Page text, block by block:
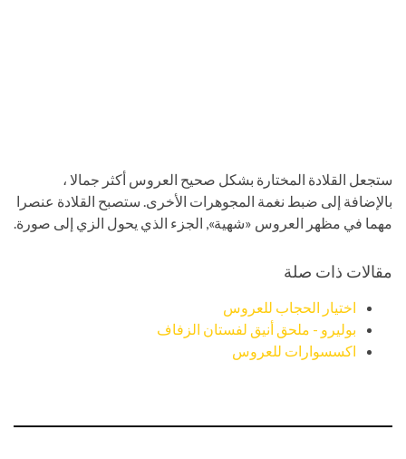
ستجعل القلادة المختارة بشكل صحيح العروس أكثر جمالا ،
بالإضافة إلى ضبط نغمة المجوهرات الأخرى. ستصبح القلادة عنصرا
مهما في مظهر العروس «شهية», الجزء الذي يحول الزي إلى صورة.
مقالات ذات صلة
اختيار الحجاب للعروس
بوليرو - ملحق أنيق لفستان الزفاف
اكسسوارات للعروس